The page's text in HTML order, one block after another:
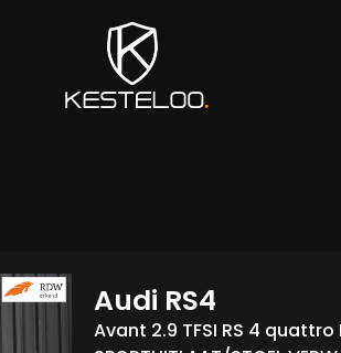
Audi RS4
Avant 2.9 TFSI RS 4 quattro